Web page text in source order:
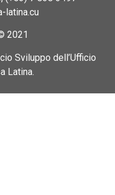
latina.cu
2021
Sviluppo dell’Ufficio
Latina.